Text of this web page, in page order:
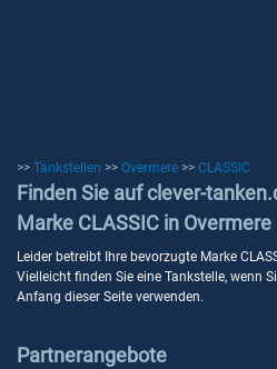
>> Tankstellen >> Overmere >> CLASSIC
Finden Sie auf clever-
Marke CLASSIC in Overmere
Leider betreibt Ihre bevorzugte Marke
Vielleicht finden Sie eine Tankstelle, wenn
Anfang dieser Seite verwenden.
Partnerangebote